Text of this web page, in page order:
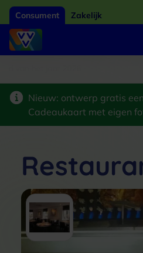
Consument Zakelijk
Nieuw: ontwerp gratis
Cadeaukaart met eigen